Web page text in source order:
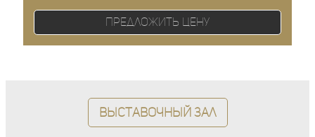
Предложить цену
Выставочный зал